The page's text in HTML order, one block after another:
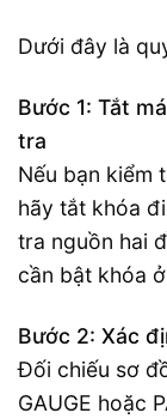
Dưới đây là
Bước 1: Tắt
tra
Nếu bạn kiểm
hãy tắt khóa
tra nguồn hai
cần bật khóa
Bước 2: Xác
Đối chiếu sơ
GAUGE hoặc